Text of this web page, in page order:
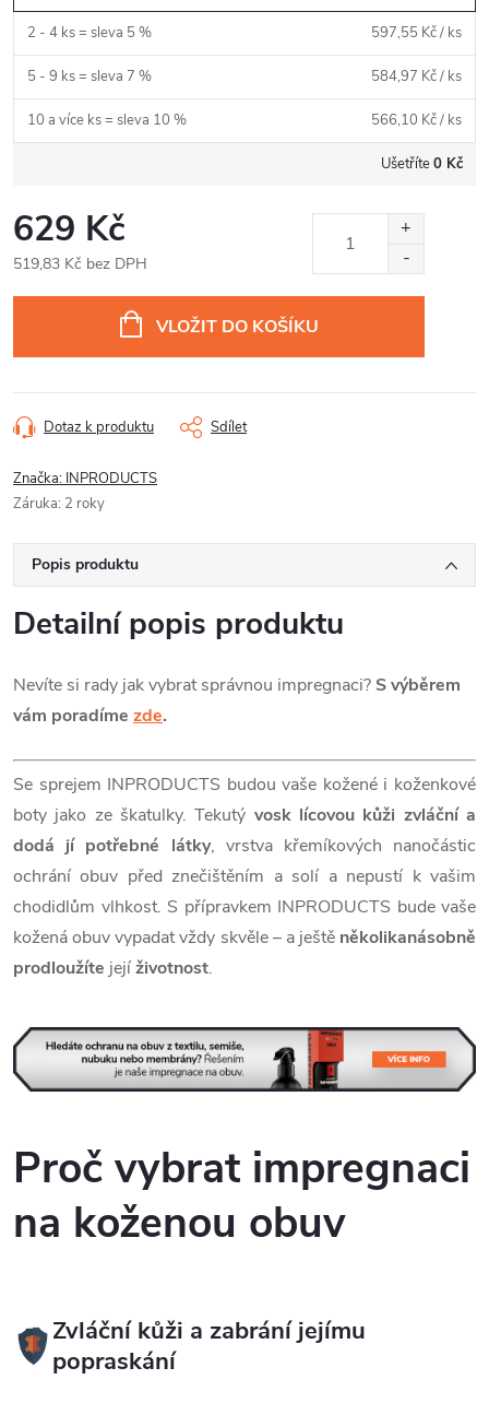
2 - 4 ks = sleva 5 % 597,55 Kč/ ks
5 - 9 ks = sleva 7 % 584,97 Kč/ ks
10 a více ks = sleva 10 % 566,10 Kč/ ks
Ušetříte0 Kč
629 Kč
519,83 Kč bez DPH
VLOŽIT DO KOŠÍKU
Dotaz k produktu Sdílet
Značka: INPRODUCTS
Záruka: 2 roky
Popis produktu
Detailní popis produktu
Nevíte si rady jak vybrat správnou impregnaci? S výběrem
vám poradíme zde.
Se sprejem INPRODUCTS budou vaše kožené i koženkové
boty jako ze škatulky. Tekutý vosk lícovou kůži zvláční a
dodá jí potřebné látky, vrstva křemíkových nanočástic
ochrání obuv před znečištěním a solí a nepustí k vašim
chodidlům vlhkost. S přípravkem INPRODUCTS bude vaše
kožená obuv vypadat vždy skvěle – a ještě několikanásobně
prodloužíte jejíživotnost.
Proč vybrat impregnaci
na koženou obuv
Zvláční kůži a zabrání jejímu
popraskání